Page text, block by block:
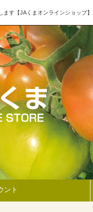
す【JAくまオンラインショップ】
ント